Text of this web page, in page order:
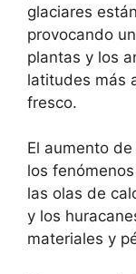
glaciares
provocando
plantas y los
latitudes más
fresco.
El aumento
los
las olas de
y los
materiales y